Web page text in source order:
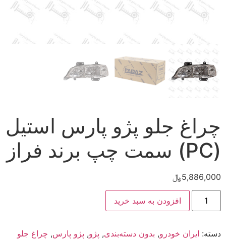
چراغ جلو پژو پارس استیل
(PC) سمت چپ برند فراز
5,886,000﷼
افزودن به سبد خرید
دسته: ایران خودرو, بدون دسته‌بندی, پژو, پژو پارس, چراغ جلو